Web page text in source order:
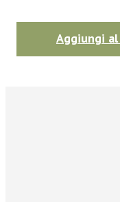
Aggiungi